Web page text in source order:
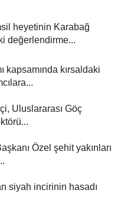
heyetinin Karabağ
değerlendirme...
kapsamında kırsaldaki
Uluslararası Göç
Özel şehit yakınları
siyah incirinin hasadı